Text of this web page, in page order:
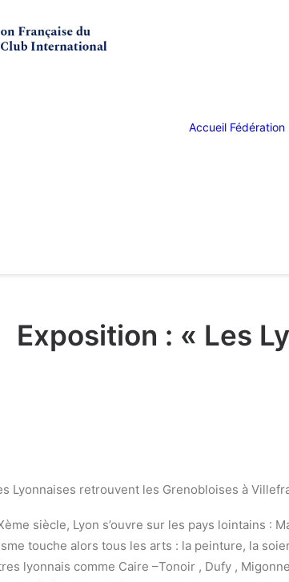
Accueil Fédération
Exposition : « Les
Lyonnaises retrouvent les Grenobloises à
siècle, Lyon s’ouvre sur les pays lointains :
touche alors tous les arts : la peinture, la
lyonnais comme Caire –Tonoir , Dufy ,